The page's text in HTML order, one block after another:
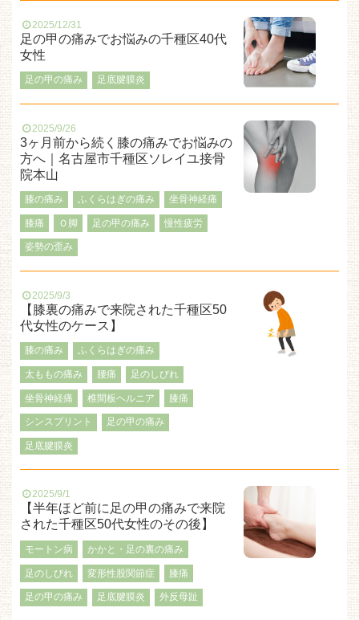
2025/12/31
足の甲の痛みでお悩みの千種区40代
女性
足の甲の痛み 足底腱膜炎
2025/9/26
3ヶ月前から続く膝の痛みでお悩みの
方へ｜名古屋市千種区ソレイユ接骨
院本山
膝の痛み ふくらはぎの痛み 坐骨神経痛
膝痛 Ｏ脚 足の甲の痛み 慢性疲労
姿勢の歪み
2025/9/3
【膝裏の痛みで来院された千種区50
代女性のケース】
膝の痛み ふくらはぎの痛み
太ももの痛み 腰痛 足のしびれ
坐骨神経痛 椎間板ヘルニア 膝痛
シンスプリント 足の甲の痛み
足底腱膜炎
2025/9/1
【半年ほど前に足の甲の痛みで来院
された千種区50代女性のその後】
モートン病 かかと・足の裏の痛み
足のしびれ 変形性股関節症 膝痛
足の甲の痛み 足底腱膜炎 外反母趾